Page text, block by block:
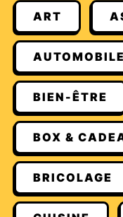
ART
AUTOMOBILE
BIEN-ÊTRE
BOX &
BRICOLAGE